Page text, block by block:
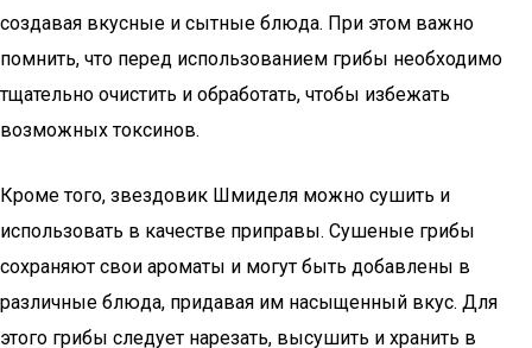
создавая вкусные и сытные блюда. При этом важно
помнить, что перед использованием грибы необходимо
тщательно очистить и обработать, чтобы избежать
возможных токсинов.
Кроме того, звездовик Шмиделя можно сушить и
использовать в качестве приправы. Сушеные грибы
сохраняют свои ароматы и могут быть добавлены в
различные блюда, придавая им насыщенный вкус. Для
этого грибы следует нарезать, высушить и хранить в